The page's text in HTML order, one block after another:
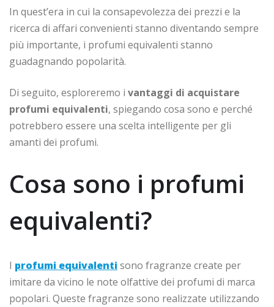
In quest’era in cui la consapevolezza dei prezzi e la
ricerca di affari convenienti stanno diventando sempre
più importante, i profumi equivalenti stanno
guadagnando popolarità.
Di seguito, esploreremo i vantaggi di acquistare
profumi equivalenti, spiegando cosa sono e perché
potrebbero essere una scelta intelligente per gli
amanti dei profumi.
Cosa sono i profumi
equivalenti?
I profumi equivalentisono fragranze create per
imitare da vicino le note olfattive dei profumi di marca
popolari. Queste fragranze sono realizzate utilizzando